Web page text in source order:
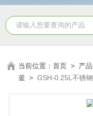
当前位置：首页 > 产
釜 >GSH-0.25L不锈